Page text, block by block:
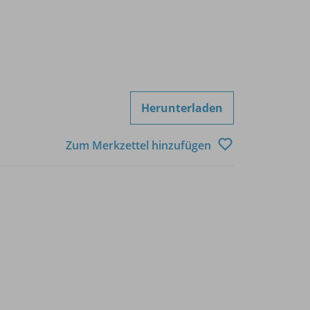
Herunterladen
Zum Merkzettel hinzufügen